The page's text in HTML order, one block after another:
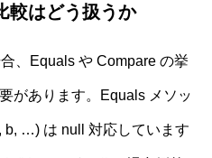
較はどう扱うか
、Equals や Compare の挙
があります。Equals メソッ
b, …) は null 対応しています